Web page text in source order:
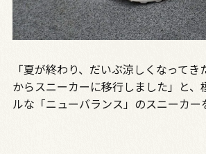
「夏が終わり、だいぶ涼しくなって
からスニーカーに移行しました」と、
ルな「ニューバランス」のスニーカー